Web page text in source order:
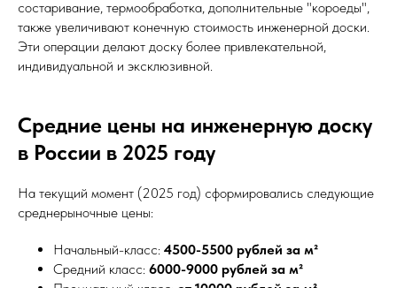
состаривание, термообработка, дополнительные "короеды",
также увеличивают конечную стоимость инженерной доски.
Эти операции делают доску более привлекательной,
индивидуальной и эксклюзивной.
Средние цены на инженерную доску
в России в 2025 году
На текущий момент (2025 год) сформировались следующие
среднерыночные цены:
Начальный-класс: 4500-5500 рублей за м²
Средний класс: 6000-9000 рублей за м²